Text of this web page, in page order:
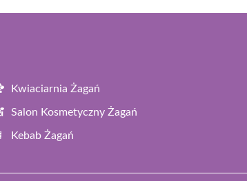
Kwiaciarnia Żagań
Salon Kosmetyczny Żagań
Kebab Żagań